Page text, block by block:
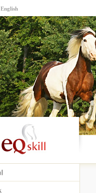
English